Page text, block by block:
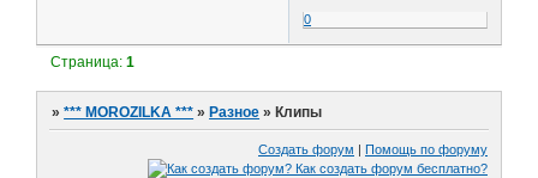
0
Страница:1
»*** MOROZILKA *** »Разное »Клипы
Создать форум | Помощь по форуму